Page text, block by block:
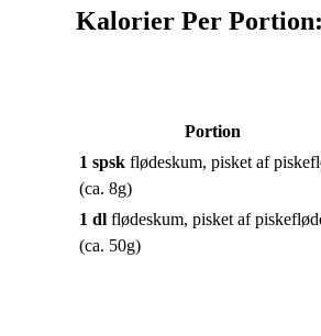
Kalorier Per Portion:
Portion
1 spsk flødeskum, pisket af
(ca. 8g)
1 dl flødeskum, pisket af
(ca. 50g)